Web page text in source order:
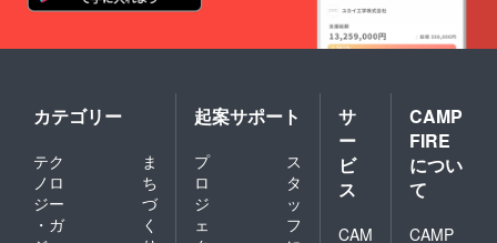
カテゴリー
テク
ノロ
ジー
・ガ
ま
ち
づ
く
起案サポート
プ
ロ
ジ
ェ
ス
タ
ッ
フ
サ
ー
ビ
ス
CAM
CAMP
FIRE
につい
て
CAMP